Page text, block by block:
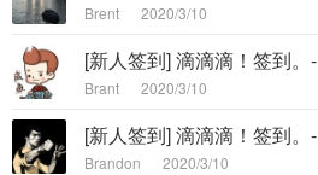
Brent 2020/3/10
[新人签到] 滴滴滴！签到。-
Brant 2020/3/10
[新人签到] 滴滴滴！签到。-
Brandon 2020/3/10